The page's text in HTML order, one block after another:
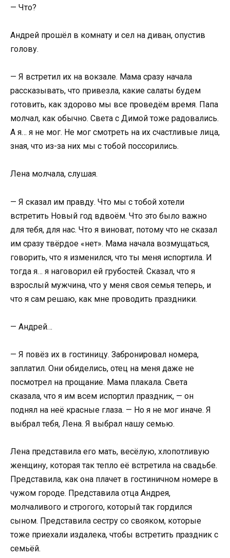
— Что?
Андрей прошёл в комнату и сел на диван, опустив
голову.
— Я встретил их на вокзале. Мама сразу начала
рассказывать, что привезла, какие салаты будем
готовить, как здорово мы все проведём время. Папа
молчал, как обычно. Света с Димой тоже радовались.
А я… я не мог. Не мог смотреть на их счастливые лица,
зная, что из-за них мы с тобой поссорились.
Лена молчала, слушая.
— Я сказал им правду. Что мы с тобой хотели
встретить Новый год вдвоём. Что это было важно
для тебя, для нас. Что я виноват, потому что не сказал
им сразу твёрдое «нет». Мама начала возмущаться,
говорить, что я изменился, что ты меня испортила. И
тогда я… я наговорил ей грубостей. Сказал, что я
взрослый мужчина, что у меня своя семья теперь, и
что я сам решаю, как мне проводить праздники.
— Андрей…
— Я повёз их в гостиницу. Забронировал номера,
заплатил. Они обиделись, отец на меня даже не
посмотрел на прощание. Мама плакала. Света
сказала, что я им всем испортил праздник, — он
поднял на неё красные глаза. — Но я не мог иначе. Я
выбрал тебя, Лена. Я выбрал нашу семью.
Лена представила его мать, весёлую, хлопотливую
женщину, которая так тепло её встретила на свадьбе.
Представила, как она плачет в гостиничном номере в
чужом городе. Представила отца Андрея,
молчаливого и строгого, который так гордился
сыном. Представила сестру со свояком, которые
тоже приехали издалека, чтобы встретить праздник с
семьёй.